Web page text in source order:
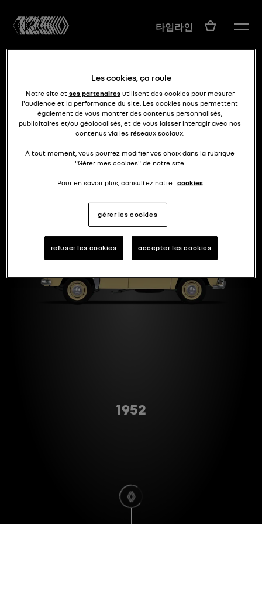
타임라인 KO
A형
콜로랄 픽업
1952
스크롤
Les cookies, ça roule
Notre site et ses partenairesutilisent des cookies pour mesurer
l'audience et la performance du site. Les cookies nous permettent
également de vous montrer des contenus personnalisés,
publicitaires et/ou géolocalisés, et de vous laisser interagir avec nos
contenus via les réseaux sociaux.
À tout moment, vous pourrez modifier vos choix dans la rubrique
"Gérer mes cookies" de notre site.
Pour en savoir plus, consultez notre cookies
gérer les cookies
refuser les cookies accepter les cookies